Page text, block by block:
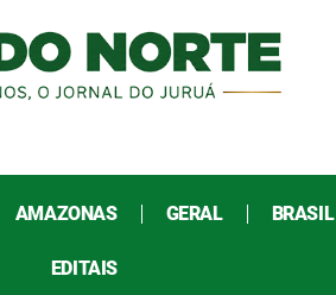
AMAZONAS GERAL BRASIL
EDITAIS